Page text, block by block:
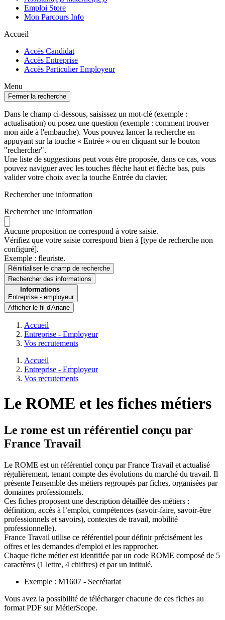
Emploi Store
Mon Parcours Info
Accueil
Accès Candidat
Accès Entreprise
Accès Particulier Employeur
Menu
Fermer la recherche
Dans le champ ci-dessous, saisissez un mot-clé (exemple :
actualisation) ou posez une question (exemple : comment trouver
mon aide à l'embauche). Vous pouvez lancer la recherche en
appuyant sur la touche « Entrée » ou en cliquant sur le bouton
"rechercher".
Une liste de suggestions peut vous être proposée, dans ce cas, vous
pouvez naviguer avec les touches flèche haut et flèche bas, puis
valider votre choix avec la touche Entrée du clavier.
Rechercher une information
Rechercher une information
Aucune proposition ne correspond à votre saisie.
Vérifiez que votre saisie correspond bien à [type de recherche non
configuré].
Exemple : fleuriste.
Réinitialiser le champ de recherche
Rechercherdes informations
Informations
Entreprise - employeur
Afficher le fil d'Ariane
Accueil
Entreprise - Employeur
Vos recrutements
Accueil
Entreprise - Employeur
Vos recrutements
Le ROME et les fiches métiers
Le rome est un référentiel conçu par
France Travail
Le ROME est un référentiel conçu par France Travail et actualisé
régulièrement, tenant compte des évolutions du marché du travail. Il
présente l'ensemble des métiers regroupés par fiches, organisées par
domaines professionnels.
Ces fiches proposent une description détaillée des métiers :
définition, accès à l’emploi, compétences (savoir-faire, savoir-être
professionnels et savoirs), contextes de travail, mobilité
professionnelle).
France Travail utilise ce référentiel pour définir précisément les
offres et les demandes d'emploi et les rapprocher.
Chaque fiche métier est identifiée par un code ROME composé de 5
caractères (1 lettre, 4 chiffres) et par un intitulé.
Exemple : M1607 - Secrétariat
Vous avez la possibilité de télécharger chacune de ces fiches au
format PDF sur MétierScope.